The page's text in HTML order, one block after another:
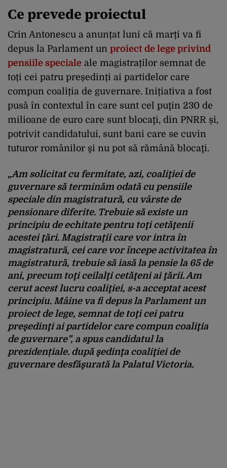
Ce prevede proiectul
Crin Antonescu a anunțat luni că marți va fi
depus la Parlament un proiect de lege privind
pensiile speciale ale magistraților semnat de
toți cei patru președinți ai partidelor care
compun coaliția de guvernare. Inițiativa a fost
pusă în contextul în care sunt cel puţin 230 de
milioane de euro care sunt blocaţi, din PNRR și,
potrivit candidatului, sunt bani care se cuvin
tuturor românilor şi nu pot să rămână blocaţi.
„Am solicitat cu fermitate, azi, coaliţiei de
guvernare să terminăm odată cu pensiile
speciale din magistratură, cu vârste de
pensionare diferite. Trebuie să existe un
principiu de echitate pentru toţi cetăţenii
acestei ţări. Magistraţii care vor intra în
magistratură, cei care vor începe activitatea în
magistratură, trebuie să iasă la pensie la 65 de
ani, precum toţi ceilalţi cetăţeni ai ţării. Am
cerut acest lucru coaliţiei, s-a acceptat acest
principiu. Mâine va fi depus la Parlament un
proiect de lege, semnat de toţi cei patru
preşedinţi ai partidelor care compun coaliţia
de guvernare”, a spus candidatul la
prezidențiale. după şedinţa coaliţiei de
guvernare desfăşurată la Palatul Victoria.